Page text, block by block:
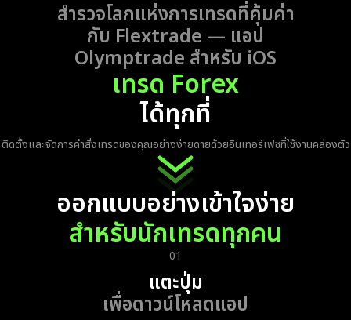
สำรวจโลกแห่งการเทรดที่คุ้มค่า
กับ Flextrade — แอป
Olymptrade สำหรับ iOS
เทรด Forex
ได้ทุกที่
ติดตั้งและจัดการคำสั่งเทรดของคุณอย่างง่ายดายด้วยอินเทอร์เฟซที่ใช้งานคล่องตัว
ออกแบบอย่างเข้าใจง่าย
สำหรับนักเทรดทุกคน
01
แตะปุ่ม
เพื่อดาวน์โหลดแอป